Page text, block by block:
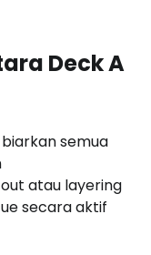
Deck A
biarkan semua
atau layering
secara aktif